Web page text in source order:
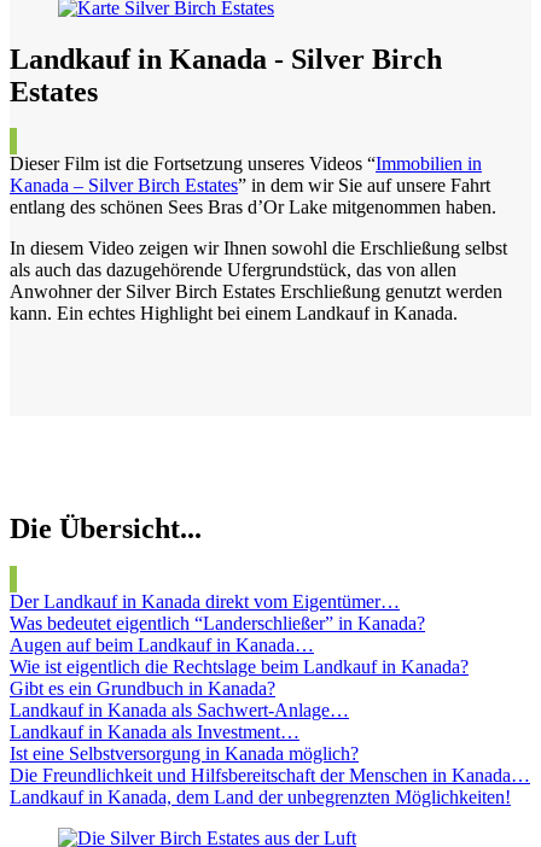
Landkauf in Kanada - Silver Birch
Estates
Dieser Film ist die Fortsetzung unseres Videos “Immobilien in
Kanada – Silver Birch Estates” in dem wir Sie auf unsere Fahrt
entlang des schönen Sees Bras d’Or Lake mitgenommen haben.
In diesem Video zeigen wir Ihnen sowohl die Erschließung selbst
als auch das dazugehörende Ufergrundstück, das von allen
Anwohner der Silver Birch Estates Erschließung genutzt werden
kann. Ein echtes Highlight bei einem Landkauf in Kanada.
Die Übersicht...
Der Landkauf in Kanada direkt vom Eigentümer…
Was bedeutet eigentlich “Landerschließer” in Kanada?
Augen auf beim Landkauf in Kanada…
Wie ist eigentlich die Rechtslage beim Landkauf in Kanada?
Gibt es ein Grundbuch in Kanada?
Landkauf in Kanada als Sachwert-Anlage…
Landkauf in Kanada als Investment…
Ist eine Selbstversorgung in Kanada möglich?
Die Freundlichkeit und Hilfsbereitschaft der Menschen in Kanada…
Landkauf in Kanada, dem Land der unbegrenzten Möglichkeiten!